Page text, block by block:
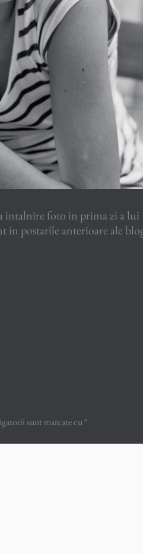
intalnire foto in prima zi a lui
in postarile anterioare ale
sunt marcate cu*